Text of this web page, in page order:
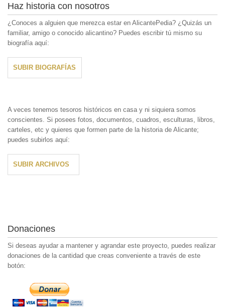
Haz historia con nosotros
¿Conoces a alguien que merezca estar en AlicantePedia? ¿Quizás un
familiar, amigo o conocido alicantino? Puedes escribir tú mismo su
biografía aquí:
SUBIR BIOGRAFÍAS
A veces tenemos tesoros históricos en casa y ni siquiera somos
conscientes. Si posees fotos, documentos, cuadros, esculturas, libros,
carteles, etc y quieres que formen parte de la historia de Alicante;
puedes subirlos aquí:
SUBIR ARCHIVOS
Donaciones
Si deseas ayudar a mantener y agrandar este proyecto, puedes realizar
donaciones de la cantidad que creas conveniente a través de este
botón: